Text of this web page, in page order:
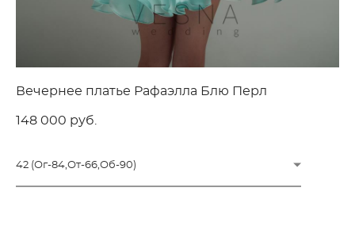
Вечернее платье Рафаэлла Блю Перл
148 000 pуб.
42 (Ог-84,От-66,Об-90)